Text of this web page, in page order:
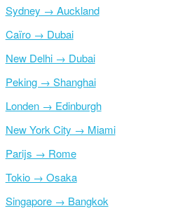
Sydney → Auckland
Caïro → Dubai
New Delhi → Dubai
Peking → Shanghai
Londen → Edinburgh
New York City → Miami
Parijs → Rome
Tokio → Osaka
Singapore → Bangkok